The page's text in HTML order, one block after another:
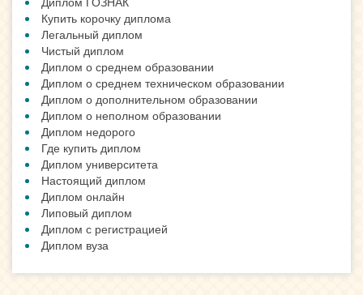
Купить корочку диплома
Легальный диплом
Чистый диплом
Диплом о среднем образовании
Диплом о среднем техническом образовании
Диплом о дополнительном образовании
Диплом о неполном образовании
Диплом недорого
Где купить диплом
Диплом университета
Настоящий диплом
Диплом онлайн
Липовый диплом
Диплом с регистрацией
Диплом вуза